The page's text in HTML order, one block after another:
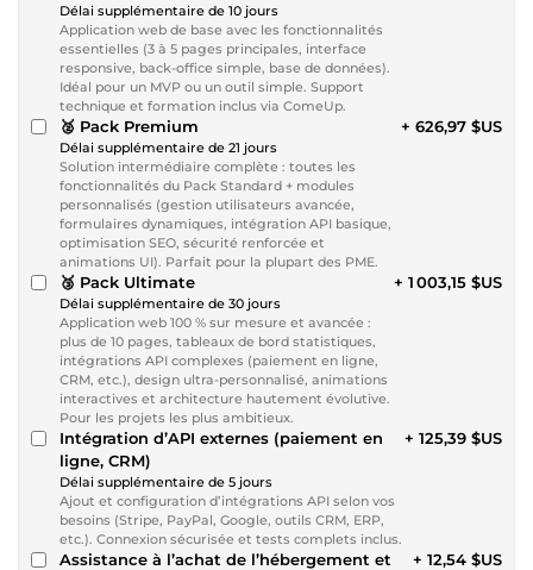
Délai supplémentaire de 10 jours
Application web de base avec les fonctionnalités
essentielles (3 à 5 pages principales, interface
responsive, back-office simple, base de données).
Idéal pour un MVP ou un outil simple. Support
technique et formation inclus via ComeUp.
🥈 Pack Premium
Délai supplémentaire de 21 jours
Solution intermédiaire complète : toutes les
fonctionnalités du Pack Standard + modules
personnalisés (gestion utilisateurs avancée,
formulaires dynamiques, intégration API basique,
optimisation SEO, sécurité renforcée et
animations UI). Parfait pour la plupart des PME.
+ 626,97 $US
🥉 Pack Ultimate
Délai supplémentaire de 30 jours
Application web 100 % sur mesure et avancée :
plus de 10 pages, tableaux de bord statistiques,
intégrations API complexes (paiement en ligne,
CRM, etc.), design ultra-personnalisé, animations
interactives et architecture hautement évolutive.
Pour les projets les plus ambitieux.
+ 1 003,15 $US
Intégration d’API externes (paiement en
ligne, CRM)
Délai supplémentaire de 5 jours
Ajout et configuration d’intégrations API selon vos
besoins (Stripe, PayPal, Google, outils CRM, ERP,
etc.). Connexion sécurisée et tests complets inclus.
+ 125,39 $US
Assistance à l’achat de l’hébergement et
+ 12,54 $US